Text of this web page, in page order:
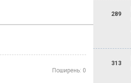
Поширень: 0
289
313